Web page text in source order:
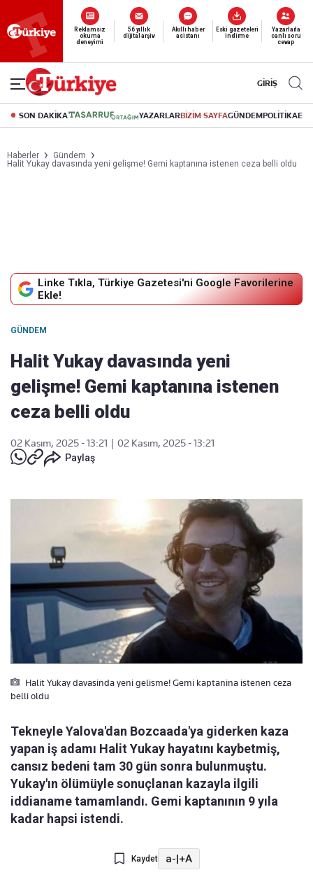
Yeni nesil dijital
abonelik 19 TL’den başlayan fiyatlarla.
GİRİŞ
SON DAKİKA YAZARLARBİZİM SAYFAGÜNDEMPOLİTİKA
Haberler
Gündem
Halit Yukay davasında yeni gelişme! Gemi kaptanına istenen ceza belli oldu
Linke Tıkla, Türkiye Gazetesi'ni Google Favorilerine
Ekle!
GÜNDEM
Halit Yukay davasında yeni
gelişme! Gemi kaptanına istenen
ceza belli oldu
02 Kasım, 2025 - 13:21
02 Kasım, 2025 - 13:21
Paylaş
Halit Yukay davasinda yeni gelisme! Gemi kaptanina istenen ceza
belli oldu
Tekneyle Yalova'dan Bozcaada'ya giderken kaza
yapan iş adamı Halit Yukay hayatını kaybetmiş,
cansız bedeni tam 30 gün sonra bulunmuştu.
Yukay'ın ölümüyle sonuçlanan kazayla ilgili
iddianame tamamlandı. Gemi kaptanının 9 yıla
kadar hapsi istendi.
Kaydet a-|+A